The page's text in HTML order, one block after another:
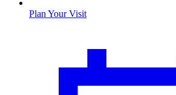
Plan Your Visit